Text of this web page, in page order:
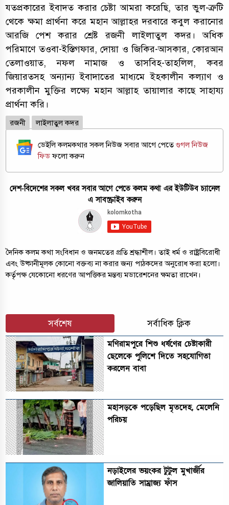
যতপ্রকারের ইবাদত করার চেষ্টা আমরা করেছি, তার ভুল-ত্রুটি
থেকে ক্ষমা প্রার্থনা করে মহান আল্লাহর দরবারে কবুল করানোর
আরজি পেশ করার শ্রেষ্ট রজনী লাইলাতুল কদর। অধিক
পরিমাণে তওবা-ইস্তিগফার, দোয়া ও জিকির-আসকার, কোরআন
তেলাওয়াত, নফল নামাজ ও তাসবিহ-তাহলিল, কবর
জিয়ারতসহ অন্যান্য ইবাদাতের মাধ্যমে ইহকালীন কল্যাণ ও
পরকালীন মুক্তির লক্ষ্যে মহান আল্লাহ তায়ালার কাছে সাহায্য
প্রার্থনা করি।
রজনী লাইলাতুল কদর
ডেইলি কলমকথার সকল নিউজ সবার আগে পেতেগুগল নিউজ
ফিডফলো করুন
দেশ-বিদেশের সকল খবর সবার আগে পেতে কলম কথা এর ইউটিউব চ্যানেল
এ সাবস্ক্রাইব করুন
দৈনিক কলম কথা সংবিধান ও জনমতের প্রতি শ্রদ্ধাশীল। তাই ধর্ম ও রাষ্ট্রবিরোধী
এবং উষ্কানীমূলক কোনো বক্তব্য না করার জন্য পাঠকদের অনুরোধ করা হলো।
কর্তৃপক্ষ যেকোনো ধরণের আপত্তিকর মন্তব্য মডারেশনের ক্ষমতা রাখেন।
সর্বশেষ সর্বাধিক ক্লিক
মণিরামপুরে শিশু ধর্ষণের চেষ্টাকারী
ছেলেকে পুলিশে দিতে সহযোগিতা
করলেন বাবা
মহাসড়কে পড়েছিল মৃতদেহ, মেলেনি
পরিচয়
নড়াইলের ভয়ংকর টুটুল মুখার্জীর
জালিয়াতি সাম্রাজ্য ফাঁস